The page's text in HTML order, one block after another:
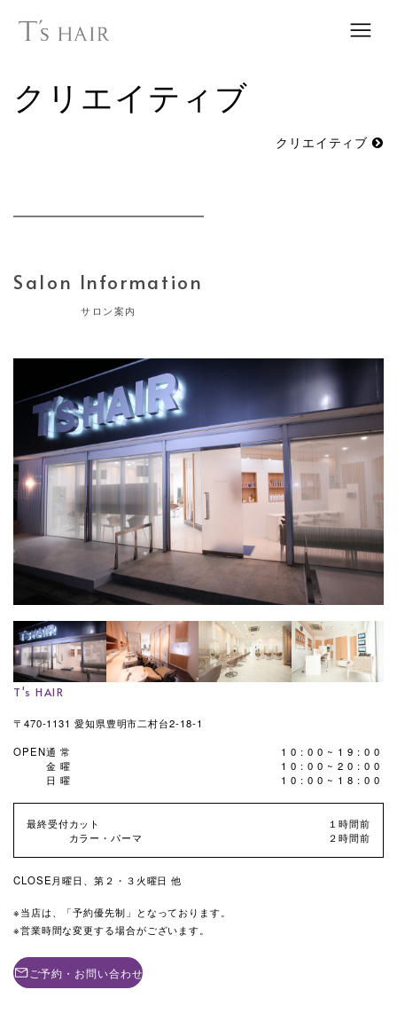
クリエイティブ
クリエイティブ
Salon Information
サロン案内
T's HAIR
〒470-1131 愛知県豊明市二村台2-18-1
OPEN通常
金曜
日曜
10:00~19:00
10:00~20:00
10:00~18:00
最終受付カット
カラー・パーマ
１時間前
２時間前
CLOSE月曜日、第２・３火曜日 他
当店は、「予約優先制」となっております。
営業時間な変更する場合がございます。
ご予約・お問い合わせ